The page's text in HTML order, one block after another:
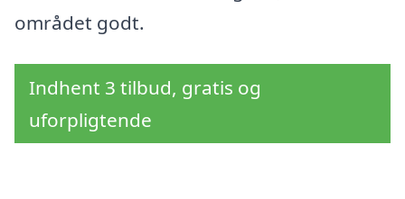
området godt.
Indhent 3 tilbud, gratis og
uforpligtende